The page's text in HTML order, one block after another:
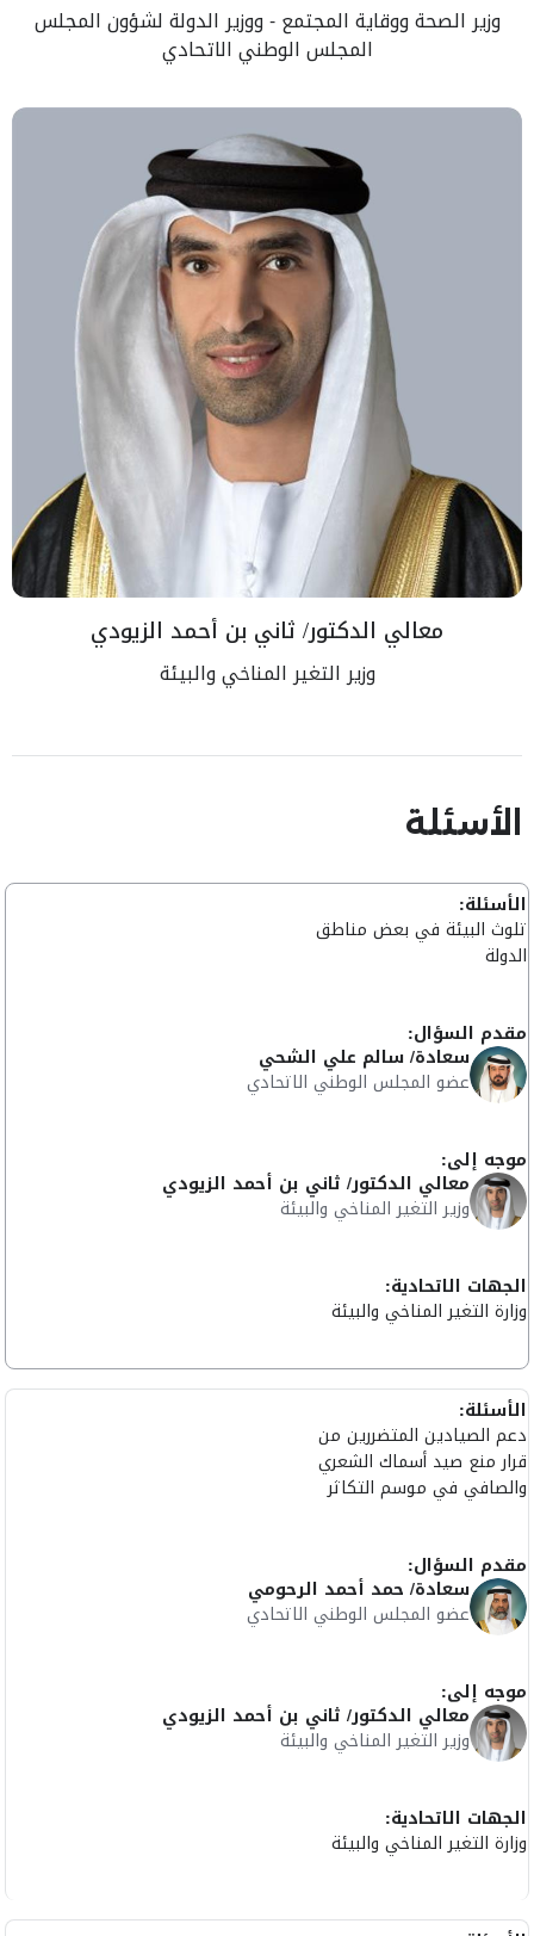
وزير الصحة ووقاية المجتمع - ووزير الدولة لشؤون المجلس
المجلس الوطني الاتحادي
معالي الدكتور/ ثاني بن أحمد الزيودي
وزير التغير المناخي والبيئة
الأسئلة
الأسئلة:
تلوث البيئة في بعض مناطق
الدولة
مقدم السؤال:
سعادة/ سالم علي الشحي
عضو المجلس الوطني الاتحادي
موجه إلى:
معالي الدكتور/ ثاني بن أحمد الزيودي
وزير التغير المناخي والبيئة
الجهات الاتحادية:
وزارة التغير المناخي والبيئة
الأسئلة:
دعم الصيادين المتضررين من
قرار منع صيد أسماك الشعري
والصافي في موسم التكاثر
مقدم السؤال:
سعادة/ حمد أحمد الرحومي
عضو المجلس الوطني الاتحادي
موجه إلى:
معالي الدكتور/ ثاني بن أحمد الزيودي
وزير التغير المناخي والبيئة
الجهات الاتحادية:
وزارة التغير المناخي والبيئة